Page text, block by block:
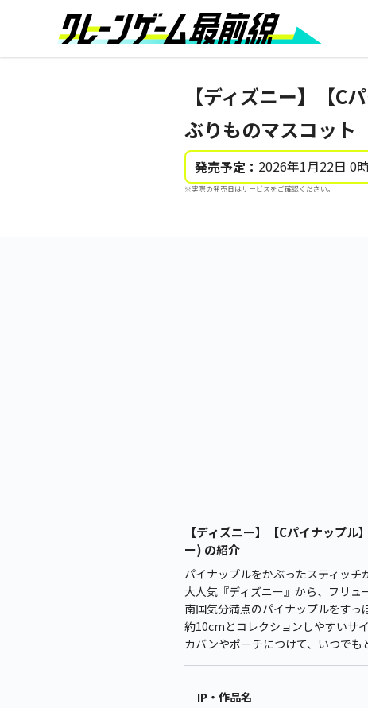
【ディズニー】【C
ぶりものマスコット
発売予定： 2026年1月22日 0
※実際の発売日はサービスをご確認ください。
【ディズニー】【Cパイナップ
ー) の紹介
パイナップルをかぶったスティッチ
大人気『ディズニー』から、フリュ
南国気分満点のパイナップルをすっ
約10cmとコレクションしやすいサ
カバンやポーチにつけて、いつでも
IP・作品名